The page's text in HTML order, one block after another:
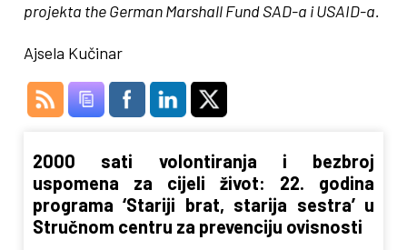
projekta the German Marshall Fund SAD-a i USAID-a.
Ajsela Kučinar
2000 sati volontiranja i bezbroj
uspomena za cijeli život: 22. godina
programa ‘Stariji brat, starija sestra’ u
Stručnom centru za prevenciju ovisnosti